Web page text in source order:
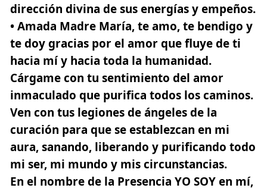
dirección divina de sus energías y empeños.
•Amada Madre María,te amo, te bendigo y
te doy gracias por el amor que fluye de ti
hacia mí y hacia toda la humanidad.
Cárgame con tu sentimiento del amor
inmaculado que purifica todos los caminos.
Ven con tus legiones de ángeles de la
curación para que se establezcan en mi
aura, sanando, liberando y purificando todo
mi ser, mi mundo y mis circunstancias.
En el nombre de la Presencia YO SOY en mí,